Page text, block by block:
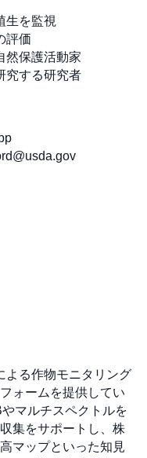
生を監視
評価
然保護活動家
究する研究者
よる作物モニタリング
ォームを提供してい
マルチスペクトルを
集をサポートし、株
マップといった知見